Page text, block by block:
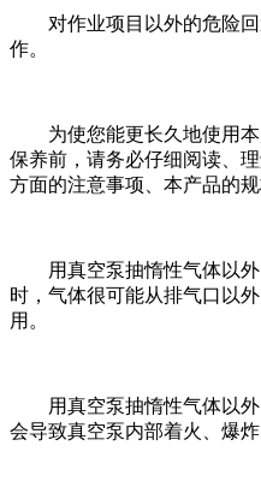
对作业项目以外的危险回
作。
为使您能更长久地使用本
保养前，请务必仔细阅读、
方面的注意事项、本产品的规
用真空泵抽惰性气体以外
时，气体很可能从排气口以
用。
用真空泵抽惰性气体以外
会导致真空泵内部着火、爆炸